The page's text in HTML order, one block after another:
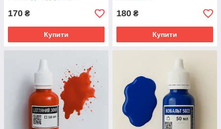
170 ₴
Купити
180 ₴
Купити